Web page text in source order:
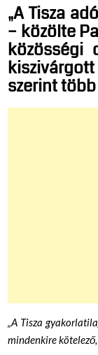
„A Tisza
– közölte
közösségi
szerint
„A Tisza
mindenkire